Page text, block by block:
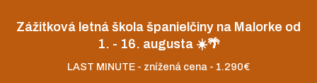
Zážitková letná škola španielčiny na Malorke od
1. - 16. augusta ☀️🌴
LAST MINUTE - znížená cena - 1.290€